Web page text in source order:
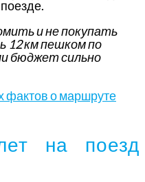
и не покупать
12 км пешком по
бюджет сильно
фактов о маршруте
на поезд